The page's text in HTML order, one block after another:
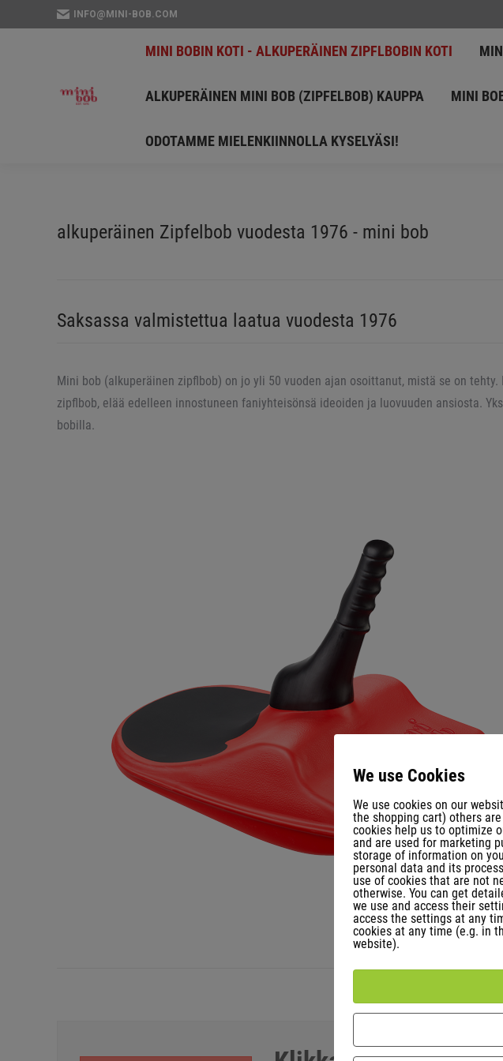
INFO@MINI-BOB.COM
MINI BOBIN KOTI - ALKUPERÄINEN ZIPFLBOBIN KOTI
ALKUPERÄINEN MINI BOB (ZIPFELBOB) KAUPPA MINI
ODOTAMME MIELENKIINNOLLA KYSELYÄSI!
alkuperäinen Zipfelbob vuodesta 1976 - mini bob
Saksassa valmistettua laatua vuodesta 1976
Mini bob (alkuperäinen zipflbob) on jo yli 50 vuoden ajan osoittanut, mistä se on
zipflbob, elää edelleen innostuneen faniyhteisönsä ideoiden ja luovuuden ansiosta.
bobilla.
We use Cookies
We use cookies on our
the shopping cart) others
cookies help us to optimize
and are used for marketing
storage of information on
personal data and its
use of cookies that are not
otherwise. You can get
we use and access their
access the settings at any
cookies at any time (e.g. in
website).